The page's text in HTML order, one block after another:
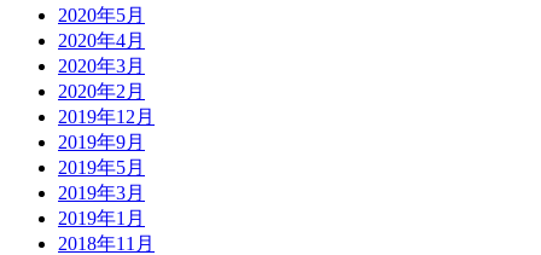
2020年5月
2020年4月
2020年3月
2020年2月
2019年12月
2019年9月
2019年5月
2019年3月
2019年1月
2018年11月